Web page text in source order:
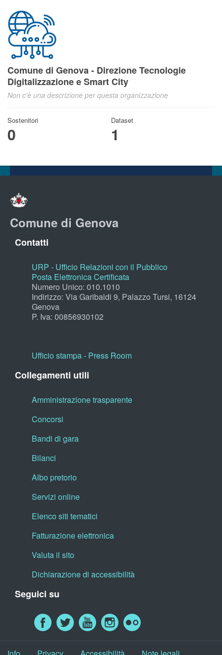
Comune di Genova - Direzione Tecnologie
Digitalizzazione e Smart City
Non c'è una descrizione per questa organizzazione
Sostenitori
0
Dataset
1
Comune di Genova
Contatti
URP - Ufficio Relazioni con il Pubblico
Posta Elettronica Certificata
Numero Unico: 010.1010
Indirizzo: Via Garibaldi 9, Palazzo Tursi, 16124
Genova
P. Iva: 00856930102
Ufficio stampa - Press Room
Collegamenti utili
Amministrazione trasparente
Concorsi
Bandi di gara
Bilanci
Albo pretorio
Servizi online
Elenco siti tematici
Fatturazione elettronica
Valuta il sito
Dichiarazione di accessibilità
Seguici su